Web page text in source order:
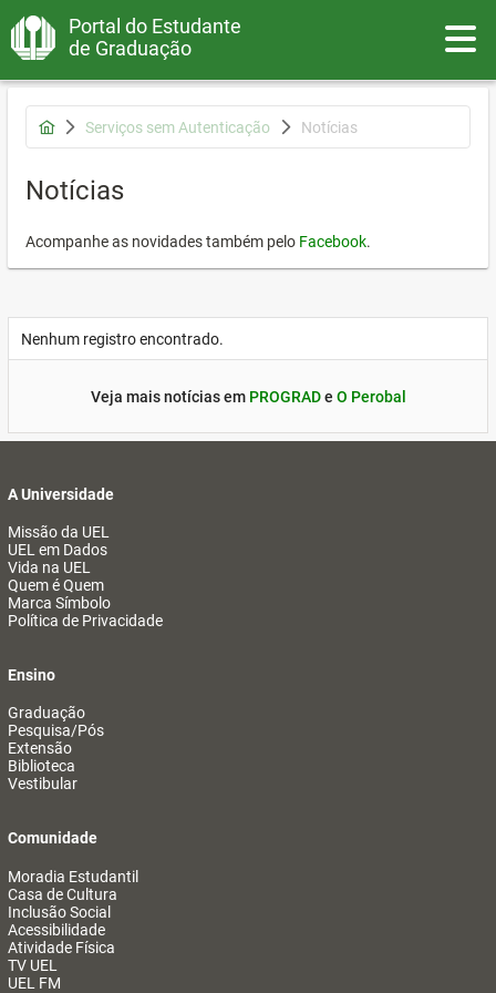
Portal do Estudante
de Graduação
Serviços sem Autenticação Notícias
Notícias
Acompanhe as novidades também pelo Facebook.
Nenhum registro encontrado.
Veja mais notícias em PROGRADe O Perobal
A Universidade
Missão da UEL
UEL em Dados
Vida na UEL
Quem é Quem
Marca Símbolo
Política de Privacidade
Ensino
Graduação
Pesquisa/Pós
Extensão
Biblioteca
Vestibular
Comunidade
Moradia Estudantil
Casa de Cultura
Inclusão Social
Acessibilidade
Atividade Física
TV UEL
UEL FM